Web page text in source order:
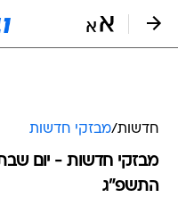
חדשות/מבזקי חדשות
התשפ"ג